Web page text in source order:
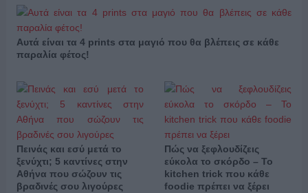
Αυτά είναι τα 4 prints στα μαγιό που θα βλέπεις σε κάθε
παραλία φέτος!
Πεινάς και εσύ μετά το
ξενύχτι; 5 καντίνες στην
Αθήνα που σώζουν τις
βραδινές σου λιγούρες
Πώς να ξεφλουδίζεις
εύκολα το σκόρδο – Το
kitchen trick που κάθε
foodie πρέπει να ξέρει